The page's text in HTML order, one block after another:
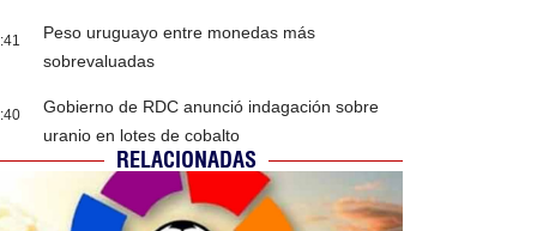
Peso uruguayo entre monedas más
sobrevaluadas
Gobierno de RDC anunció indagación sobre
uranio en lotes de cobalto
RELACIONADAS